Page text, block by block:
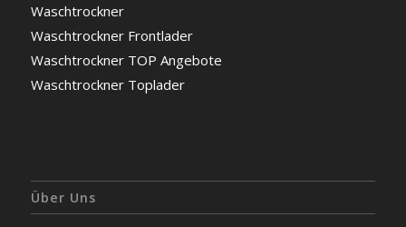
Waschtrockner
Waschtrockner Frontlader
Waschtrockner TOP Angebote
Waschtrockner Toplader
Über Uns